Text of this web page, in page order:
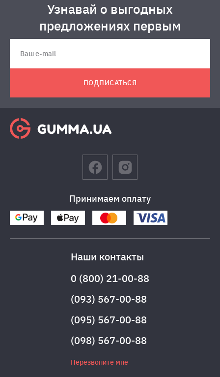
Узнавай о выгодных
предложениях первым
ПОДПИСАТЬСЯ
Принимаем оплату
Наши контакты
0 (800) 21-00-88
(093) 567-00-88
(095) 567-00-88
(098) 567-00-88
Перезвоните мне